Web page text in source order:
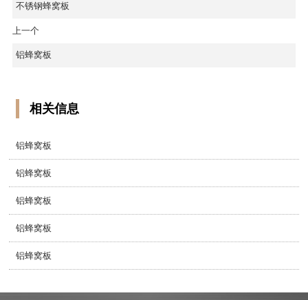
不锈钢蜂窝板
上一个
铝蜂窝板
相关信息
铝蜂窝板
铝蜂窝板
铝蜂窝板
铝蜂窝板
铝蜂窝板